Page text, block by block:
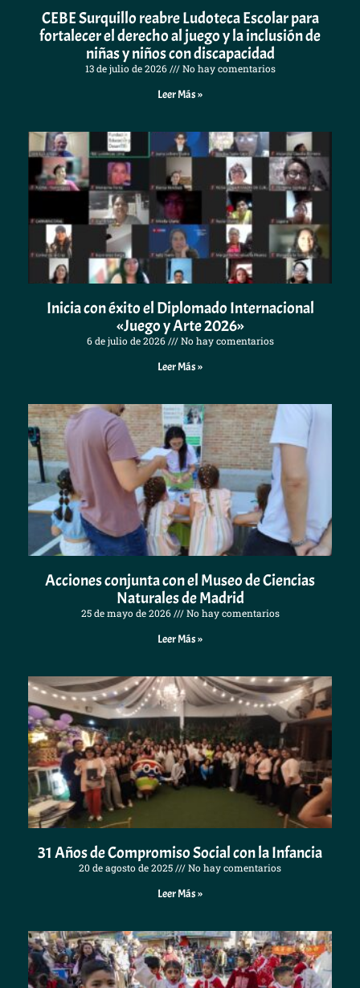
CEBE Surquillo reabre Ludoteca Escolar para
fortalecer el derecho al juego y la inclusión de
niñas y niños con discapacidad
13 de julio de 2026 No hay comentarios
Leer Más »
Inicia con éxito el Diplomado Internacional
«Juego y Arte 2026»
6 de julio de 2026 No hay comentarios
Leer Más »
Acciones conjunta con el Museo de Ciencias
Naturales de Madrid
25 de mayo de 2026 No hay comentarios
Leer Más »
31 Años de Compromiso Social con la Infancia
20 de agosto de 2025 No hay comentarios
Leer Más »